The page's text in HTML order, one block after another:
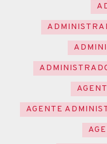
AGENTE